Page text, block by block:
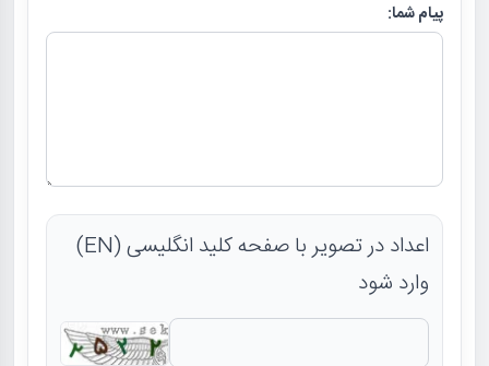
پیام شما:
اعداد در تصویر با صفحه کلید انگلیسی (EN)
وارد شود